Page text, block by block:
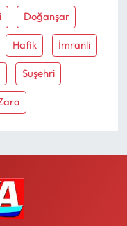
Doğanşar
Hafik İmranli
Suşehri